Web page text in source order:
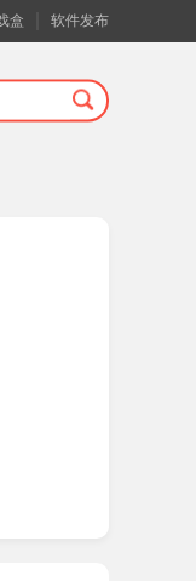
盒 软件发布